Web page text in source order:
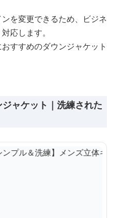
を変更できるため、ビジネ
応します。
すすめのダウンジャケット
ャケット｜洗練された